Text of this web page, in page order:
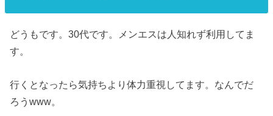
どうもです。30代です。メンエスは人知れず利用してま
す。
行くとなったら気持ちより体力重視してます。なんでだ
ろうwww。